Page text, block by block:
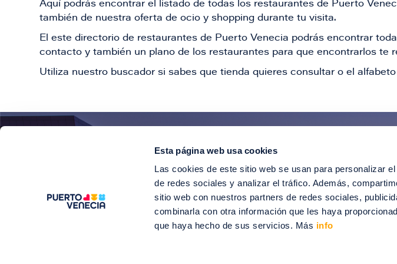
Esta página web usa cookies
Las cookies de este sitio web se usan para personalizar
de redes sociales y analizar el tráfico. Además,
sitio web con nuestros partners de redes sociales,
combinarla con otra información que les haya
que haya hecho de sus servicios. Más info
Aquí podrás encontrar el listado de todas los restaurantes de Puerto
también de nuestra oferta de ocio y shopping durante tu visita.
El este directorio de restaurantes de Puerto Venecia podrás encontrar
contacto y también un plano de los restaurantes para que encontrarlos te
Utiliza nuestro buscador si sabes que tienda quieres consultar o el
¡Entérate de todas
Suscríbete para recibir ofertas